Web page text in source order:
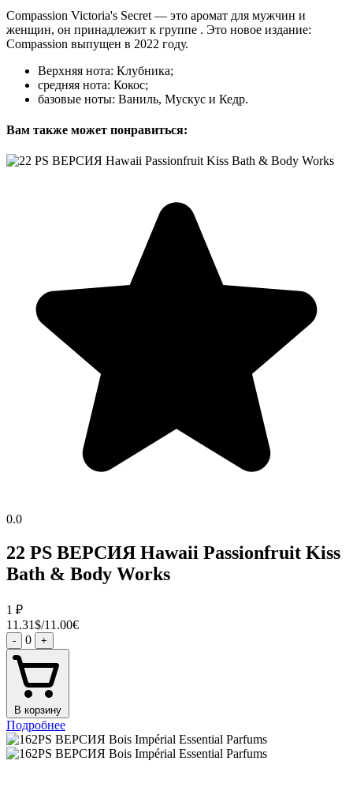
Compassion Victoria's Secret — это аромат для мужчин и
женщин, он принадлежит к группе . Это новое издание:
Compassion выпущен в 2022 году.
Верхняя нота: Клубника;
средняя нота: Кокос;
базовые ноты: Ваниль, Мускус и Кедр.
Вам также может понравиться:
0.0
22 PS ВЕРСИЯ Hawaii Passionfruit Kiss
Bath & Body Works
1 ₽
11.31$/11.00€
- 0 +
В корзину
Подробнее